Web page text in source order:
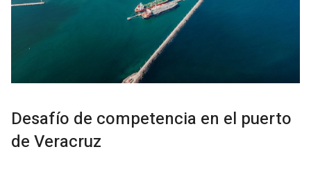
Desafío de competencia en el puerto
de Veracruz